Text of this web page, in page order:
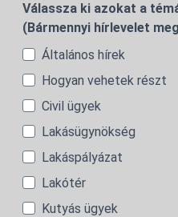
Válassza ki azokat a
(Bármennyi hírlevelet
Általános hírek
Hogyan vehetek részt
Civil ügyek
Lakásügynökség
Lakáspályázat
Lakótér
Kutyás ügyek